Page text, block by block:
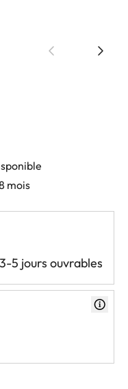
mois
3-5 jours ouvrables